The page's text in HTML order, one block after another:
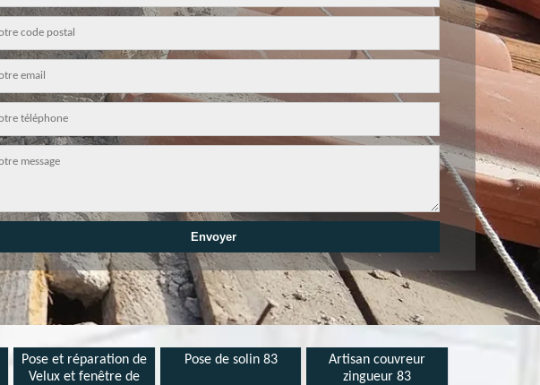
Pose et réparation de
Velux et fenêtre de
Pose de solin 83
Artisan couvreur
zingueur 83